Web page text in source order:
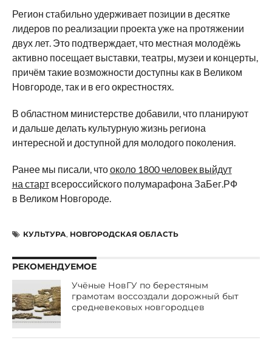
Регион стабильно удерживает позиции в десятке
лидеров по реализации проекта уже на протяжении
двух лет. Это подтверждает, что местная молодёжь
активно посещает выставки, театры, музеи и концерты,
причём такие возможности доступны как в Великом
Новгороде, так и в его окрестностях.
В областном министерстве добавили, что планируют
и дальше делать культурную жизнь региона
интересной и доступной для молодого поколения.
Ранее мы писали, чтооколо 1800 человек выйдут
на стартвсероссийского полумарафона ЗаБег.РФ
в Великом Новгороде.
КУЛЬТУРА, НОВГОРОДСКАЯ ОБЛАСТЬ
РЕКОМЕНДУЕМОЕ
Учёные НовГУ по берестяным
грамотам воссоздали дорожный быт
средневековых новгородцев